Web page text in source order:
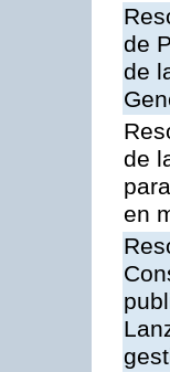
de
de
de
en